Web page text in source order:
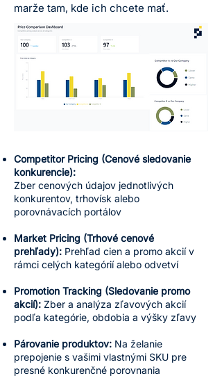
marže tam, kde ich chcete mať.
Competitor Pricing (Cenové sledovanie
konkurencie):
Zber cenových údajov jednotlivých
konkurentov, trhovísk alebo
porovnávacích portálov
Market Pricing (Trhové cenové
prehľady): Prehľad cien a promo akcií v
rámci celých kategórií alebo odvetví
Promotion Tracking (Sledovanie promo
akcií): Zber a analýza zľavových akcií
podľa kategórie, obdobia a výšky zľavy
Párovanie produktov: Na želanie
prepojenie s vašimi vlastnými SKU pre
presné konkurenčné porovnania